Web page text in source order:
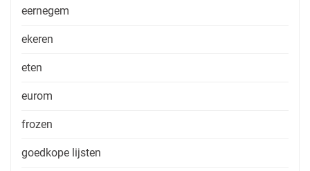
eernegem
ekeren
eten
eurom
frozen
goedkope lijsten